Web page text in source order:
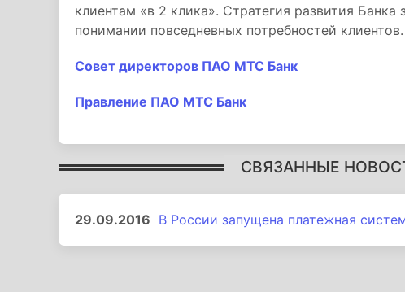
клиентам «в 2 клика». Стратегия развития Банка
понимании повседневных потребностей клиентов.
Совет директоров ПАО МТС Банк
Правление ПАО МТС Банк
СВЯЗАННЫЕ
29.09.2016 В России запущена платежная